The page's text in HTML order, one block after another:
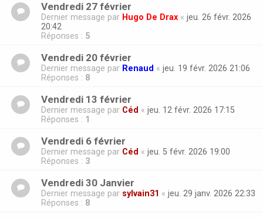
Vendredi 27 février
Dernier message par Hugo De Drax « jeu. 26 févr. 2026
20:42
Réponses : 5
Vendredi 20 février
Dernier message par Renaud « jeu. 19 févr. 2026 21:06
Réponses : 8
Vendredi 13 février
Dernier message par Céd « jeu. 12 févr. 2026 17:15
Réponses : 1
Vendredi 6 février
Dernier message par Céd « jeu. 5 févr. 2026 19:00
Réponses : 3
Vendredi 30 Janvier
Dernier message par sylvain31 « jeu. 29 janv. 2026 22:33
Réponses : 8